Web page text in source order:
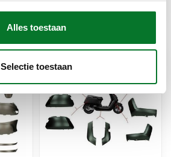
Alles toestaan
Selectie toestaan
€138,99
Op voorraad bij